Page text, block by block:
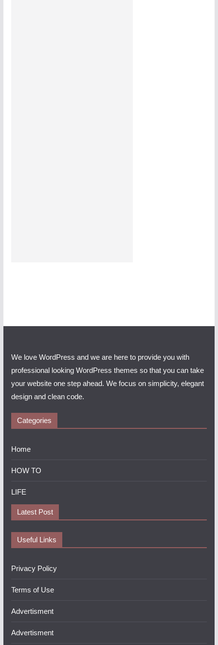
We love WordPress and we are here to provide you with
professional looking WordPress themes so that you can take
your website one step ahead. We focus on simplicity, elegant
design and clean code.
Categories
Home
HOW TO
LIFE
Latest Post
Useful Links
Privacy Policy
Terms of Use
Advertisment
Advertisment